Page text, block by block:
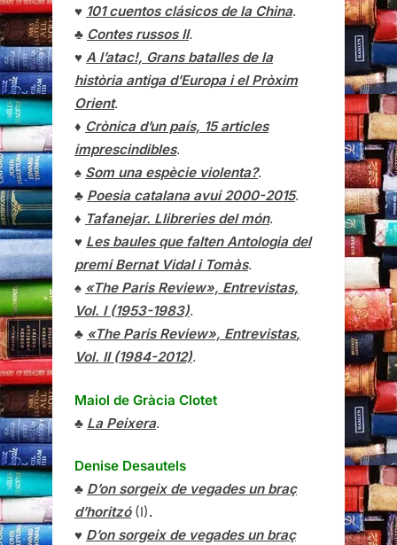
♥ 101 cuentos clásicos de la China.
♣ Contes russos II.
♥ A l’atac!, Grans batalles de la
història antiga d’Europa i el Pròxim
Orient.
♦ Crònica d’un país, 15 articles
imprescindibles.
♠ Som una espècie violenta?.
♣ Poesia catalana avui 2000-2015.
♦ Tafanejar. Llibreries del món.
♥ Les baules que falten Antologia del
premi Bernat Vidal i Tomàs.
♠ «The Paris Review», Entrevistas,
Vol. I (1953-1983).
♣ «The Paris Review», Entrevistas,
Vol. II (1984-2012).
Maiol de Gràcia Clotet
♣ La Peixera.
Denise Desautels
♣ D’on sorgeix de vegades un braç
d’horitzó(I).
♥ D’on sorgeix de vegades un braç